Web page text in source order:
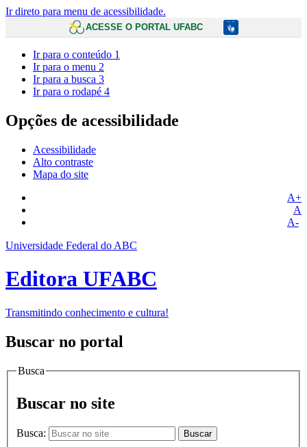
Ir direto para menu de acessibilidade.
ACESSE O PORTAL UFABC
Ir para o conteúdo 1
Ir para o menu 2
Ir para a busca 3
Ir para o rodapé 4
Opções de acessibilidade
Acessibilidade
Alto contraste
Mapa do site
A+
A
A-
Universidade Federal do ABC
Editora UFABC
Transmitindo conhecimento e cultura!
Buscar no portal
Busca
Buscar no site
Busca: Buscar